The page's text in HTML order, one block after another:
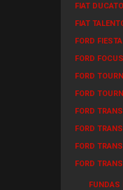
FIAT
FIAT
FORD
FORD
FORD
FORD
FORD
FORD
FORD
FORD
FUNDAS